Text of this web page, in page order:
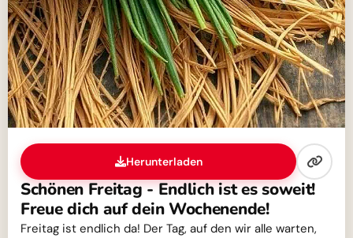
Herunterladen
Schönen Freitag - Endlich ist es soweit!
Freue dich auf dein Wochenende!
Freitag ist endlich da! Der Tag, auf den wir alle warten,